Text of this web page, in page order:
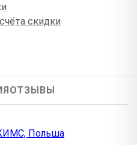
скидки
ОТЗЫВЫ
Польша